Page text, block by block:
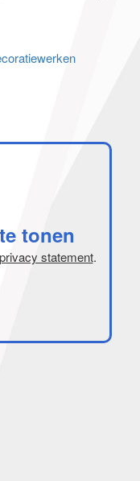
tonen
privacy statement.